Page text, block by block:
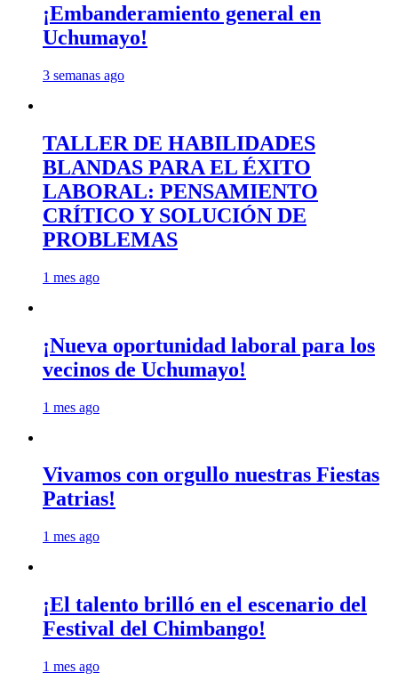
¡Embanderamiento general en
Uchumayo!
3 semanas ago
TALLER DE HABILIDADES
BLANDAS PARA EL ÉXITO
LABORAL: PENSAMIENTO
CRÍTICO Y SOLUCIÓN DE
PROBLEMAS
1 mes ago
¡Nueva oportunidad laboral para los
vecinos de Uchumayo!
1 mes ago
Vivamos con orgullo nuestras Fiestas
Patrias!
1 mes ago
¡El talento brilló en el escenario del
Festival del Chimbango!
1 mes ago